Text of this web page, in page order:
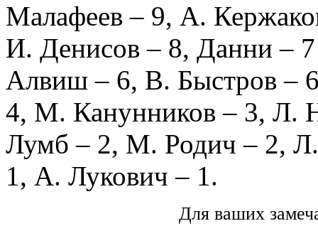
Малафеев – 9, А.
И. Денисов – 8, Данни –
Алвиш – 6, В. Быстров –
4, М. Канунников – 3, Л.
Лумб – 2, М. Родич – 2,
1, А. Лукович – 1.
Для ваших